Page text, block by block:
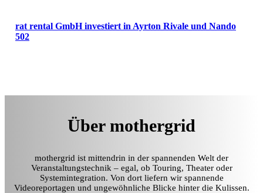
rat rental GmbH investiert in Ayrton Rivale und Nando
502
Über mothergrid
mothergrid ist mittendrin in der spannenden Welt der
Veranstaltungstechnik – egal, ob Touring, Theater oder
Systemintegration. Von dort liefern wir spannende
Videoreportagen und ungewöhnliche Blicke hinter die Kulissen.